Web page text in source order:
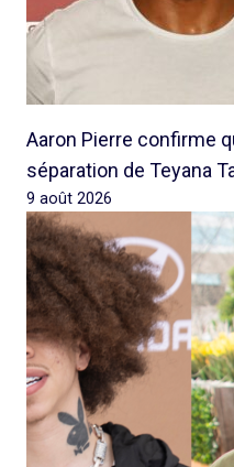
Aaron Pierre confirme
séparation de Teyana
9 août 2026